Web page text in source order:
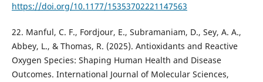
https://doi.org/10.1177/15353702221147563
22. Manful, C. F., Fordjour, E., Subramaniam, D., Sey, A. A.,
Abbey, L., & Thomas, R. (2025). Antioxidants and Reactive
Oxygen Species: Shaping Human Health and Disease
Outcomes. International Journal of Molecular Sciences,